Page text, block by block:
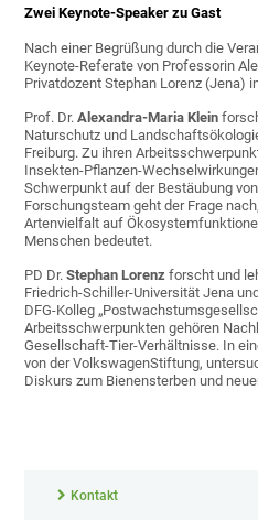
Zwei Keynote-Speaker zu Gast
Nach einer Begrüßung durch die
Keynote-Referate von Professorin
Privatdozent Stephan Lorenz (Jena)
Prof. Dr.Alexandra-Maria Klein
Naturschutz und
Freiburg. Zu ihren
Insekten-Pflanzen-
Schwerpunkt auf der Bestäubung
Forschungsteam geht der Frage
Artenvielfalt auf
Menschen bedeutet.
PD Dr.Stephan Lorenz forscht und
Friedrich-Schiller-Universität Jena
DFG-Kolleg
Arbeitsschwerpunkten gehören
Gesellschaft-Tier-Verhältnisse. In
von der VolkswagenStiftung,
Diskurs zum Bienensterben und
Kontakt